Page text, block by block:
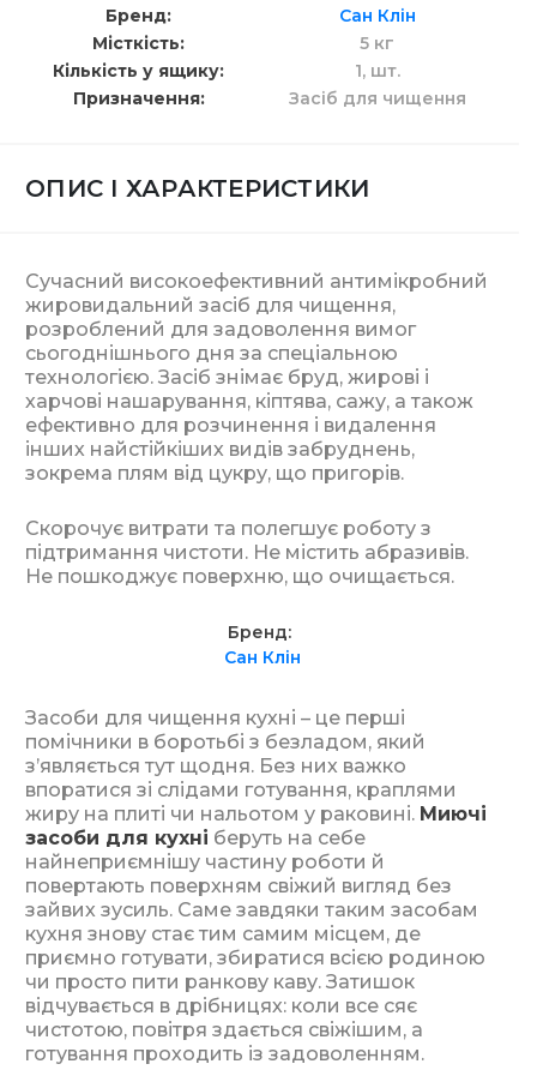
Бренд
Сан Клін
Місткість
5 кг
Кількість у ящику
1, шт.
Призначення
Засіб для чищення
ОПИС І ХАРАКТЕРИСТИКИ
Сучасний високоефективний антимікробний
жировидальний засіб для чищення,
розроблений для задоволення вимог
сьогоднішнього дня за спеціальною
технологією. Засіб знімає бруд, жирові і
харчові нашарування, кіптява, сажу, а також
ефективно для розчинення і видалення
інших найстійкіших видів забруднень,
зокрема плям від цукру, що пригорів.
Скорочує витрати та полегшує роботу з
підтримання чистоти. Не містить абразивів.
Не пошкоджує поверхню, що очищається.
Бренд
Сан Клін
Засоби для чищення кухні – це перші
помічники в боротьбі з безладом, який
з’являється тут щодня. Без них важко
впоратися зі слідами готування, краплями
жиру на плиті чи нальотом у раковині. Миючі
засоби для кухні беруть на себе
найнеприємнішу частину роботи й
повертають поверхням свіжий вигляд без
зайвих зусиль. Саме завдяки таким засобам
кухня знову стає тим самим місцем, де
приємно готувати, збиратися всією родиною
чи просто пити ранкову каву. Затишок
відчувається в дрібницях: коли все сяє
чистотою, повітря здається свіжішим, а
готування проходить із задоволенням.